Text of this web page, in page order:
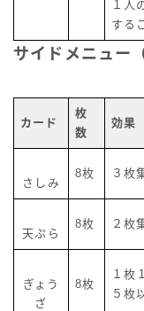
１人
する
サイドメニュー
カード
枚
数
効果
さしみ
8枚 ３枚
天ぷら
8枚 ２枚
ぎょう
ざ
8枚
１枚
５枚